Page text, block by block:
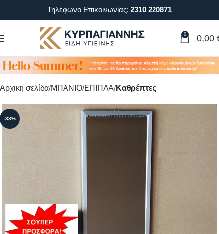
Τηλέφωνο Επικοινωνίας: 2310 220871
0 0,00
Αρχική σελίδα ΜΠΑΝΙΟ ΕΠΙΠΛΑ Καθρέπτες
-38%